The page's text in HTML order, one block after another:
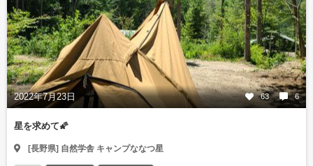
2022年7月23日 63 6
星を求めて🌠
[長野県] 自然学舎 キャンプななつ星